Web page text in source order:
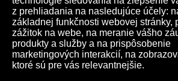
Telegram Youtube
Obchod
TV Kardio
Všeobecné podmienky